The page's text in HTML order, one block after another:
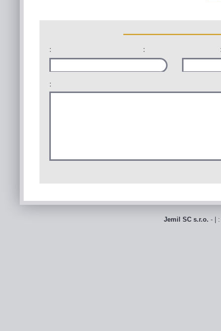
: :
:
Jemil SC s.r.o. - |